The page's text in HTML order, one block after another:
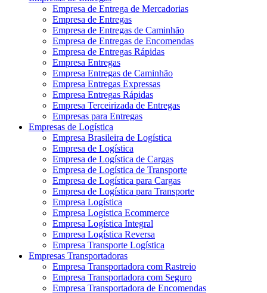
Empresa de Entrega de Mercadorias
Empresa de Entregas
Empresa de Entregas de Caminhão
Empresa de Entregas de Encomendas
Empresa de Entregas Rápidas
Empresa Entregas
Empresa Entregas de Caminhão
Empresa Entregas Expressas
Empresa Entregas Rápidas
Empresa Terceirizada de Entregas
Empresas para Entregas
Empresas de Logística
Empresa Brasileira de Logística
Empresa de Logística
Empresa de Logística de Cargas
Empresa de Logística de Transporte
Empresa de Logística para Cargas
Empresa de Logística para Transporte
Empresa Logística
Empresa Logística Ecommerce
Empresa Logística Integral
Empresa Logística Reversa
Empresa Transporte Logística
Empresas Transportadoras
Empresa Transportadora com Rastreio
Empresa Transportadora com Seguro
Empresa Transportadora de Encomendas